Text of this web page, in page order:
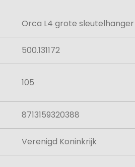
Orca L4 grote
500.131172
105
8713159320388
Verenigd Koninkrijk